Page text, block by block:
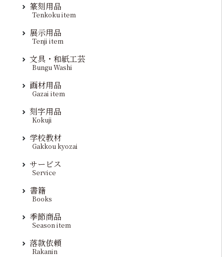
篆刻用品
Tenkoku item
展示用品
Tenji item
文具・和紙工芸
Bungu Washi
画材用品
Gazai item
刻字用品
Kokuji
学校教材
Gakkou kyozai
サービス
Service
書籍
Books
季節商品
Season item
落款依頼
Rakanin